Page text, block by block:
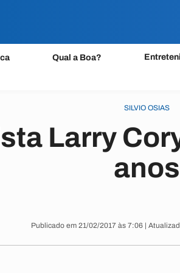
Qual a Boa?
SILVIO OSIAS
Larry
anos
Publicado em 21/02/2017 às 7:06 |